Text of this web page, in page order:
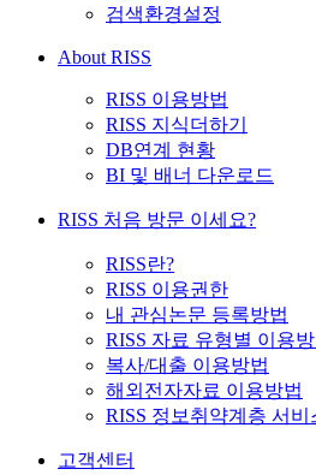
검색환경설정
About RISS
RISS 이용방법
RISS 지식더하기
DB연계 현황
BI 및 배너 다운로드
RISS 처음 방문 이세요?
RISS란?
RISS 이용권한
내 관심논문 등록방법
RISS 자료 유형별 이용
복사/대출 이용방법
해외전자자료 이용방법
RISS 정보취약계층 서비
고객센터